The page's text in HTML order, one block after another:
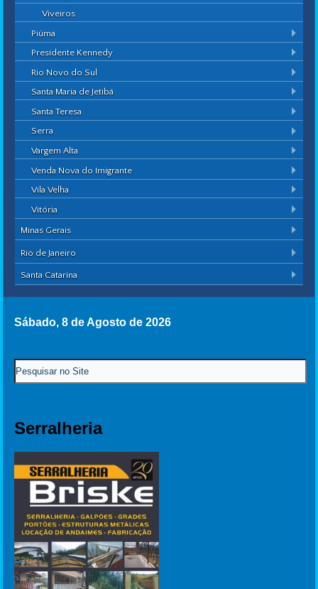
Viveiros
Piúma
Presidente Kennedy
Rio Novo do Sul
Santa Maria de Jetibá
Santa Teresa
Serra
Vargem Alta
Venda Nova do Imigrante
Vila Velha
Vitória
Minas Gerais
Rio de Janeiro
Santa Catarina
Sábado, 8 de Agosto de 2026
Serralheria